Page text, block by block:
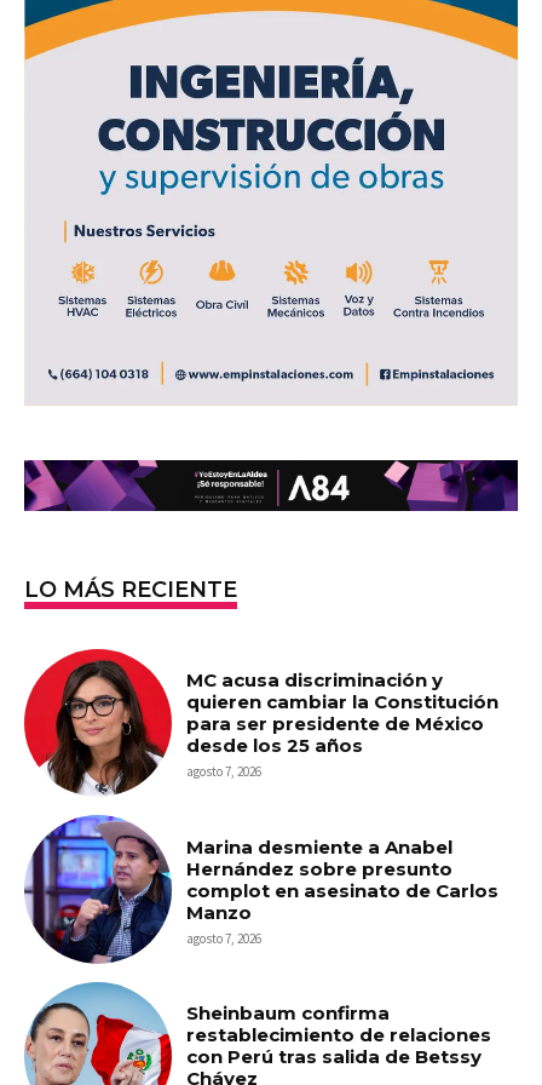
LO MÁS RECIENTE
MC acusa discriminación y
quieren cambiar la Constitución
para ser presidente de México
desde los 25 años
agosto 7, 2026
Marina desmiente a Anabel
Hernández sobre presunto
complot en asesinato de Carlos
Manzo
agosto 7, 2026
Sheinbaum confirma
restablecimiento de relaciones
con Perú tras salida de Betssy
Chávez